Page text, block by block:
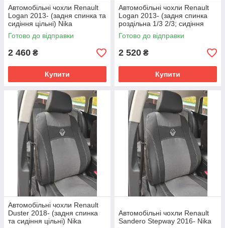
Автомобільні чохли Renault
Logan 2013- (задня спинка та
сидіння цільні) Nika
Готово до відправки
2 460 ₴
Купити
Автомобільні чохли Renault
Logan 2013- (задня спинка
роздільна 1/3 2/3; сидіння
цільне) Nika
Готово до відправки
2 520 ₴
Купити
Автомобільні чохли Renault
Duster 2018- (задня спинка
та сидіння цільні) Nika
Автомобільні чохли Renault
Sandero Stepway 2016- Nika